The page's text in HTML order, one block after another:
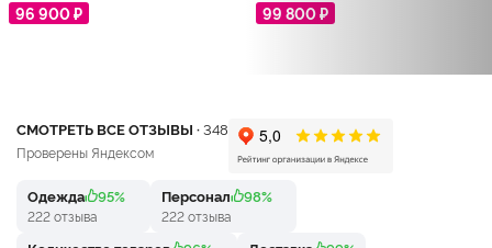
96 900 ₽
99 800 ₽
СМОТРЕТЬ ВСЕ ОТЗЫВЫ ·348
Проверены Яндексом
Одежда 95%
222 отзыва
Персонал 98%
222 отзыва